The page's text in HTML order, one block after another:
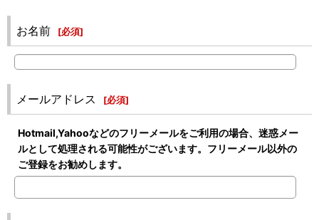
お名前 [必須]
メールアドレス [必須]
Hotmail,Yahooなどのフリーメールをご利用の場合、迷惑メー
ルとして処理される可能性がございます。フリーメール以外の
ご登録をお勧めします。